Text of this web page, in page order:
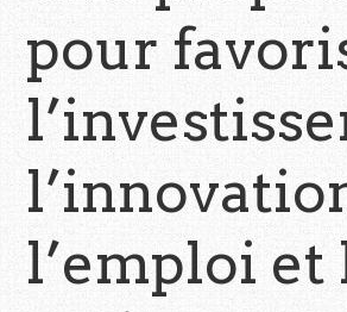
pour
l’emploi et